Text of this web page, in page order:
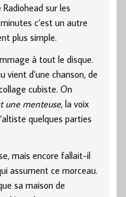
sur les
c’est un autre
plus simple.
à tout le disque.
vient d’une chanson, de
cubiste. On
une menteuse, la voix
quelques parties
mais encore fallait-il
assument ce morceau.
sa maison de